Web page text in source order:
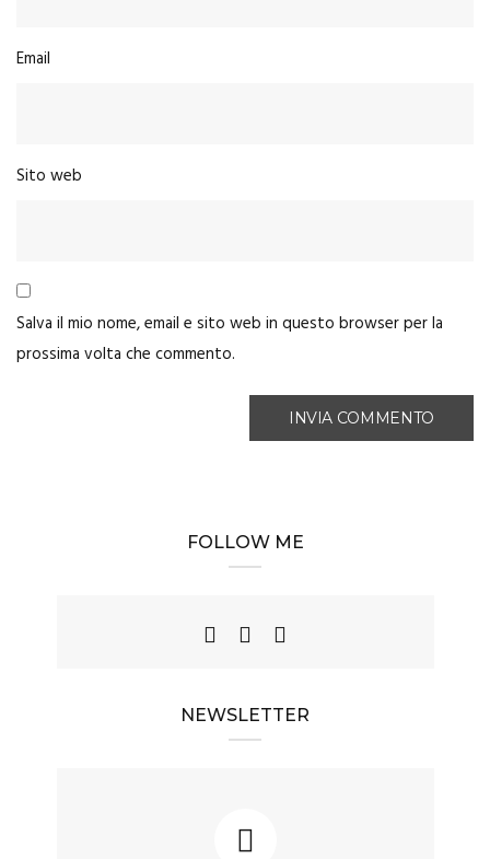
Email
Sito web
Salva il mio nome, email e sito web in questo browser per la
prossima volta che commento.
FOLLOW ME
NEWSLETTER